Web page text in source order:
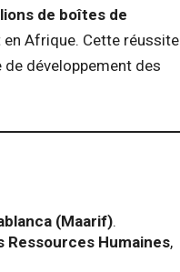
de boîtes de
en Afrique. Cette réussite
de développement des
(Maarif).
Ressources Humaines,